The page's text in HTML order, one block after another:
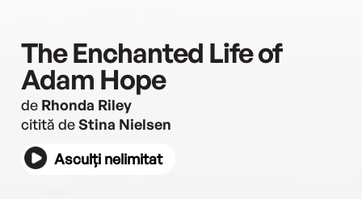
The Enchanted Life of
Adam Hope
de Rhonda Riley
citită deStina Nielsen
Asculți nelimitat